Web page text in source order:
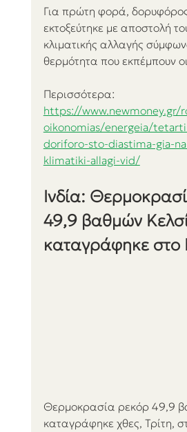
Για πρώτη φορά,
εκτοξεύτηκε με αποστολή
κλιματικής αλλαγής
θερμότητα που εκπέμπουν
Περισσότερα:
https://www.newmoney.gr/
oikonomias/energeia/
doriforo-sto-diastima-gia-
klimatiki-allagi-vid/
Ινδία:
49,9 βαθμών
καταγράφηκε στο
Θερμοκρασία ρεκόρ 49,9
καταγράφηκε χθες, Τρίτη,